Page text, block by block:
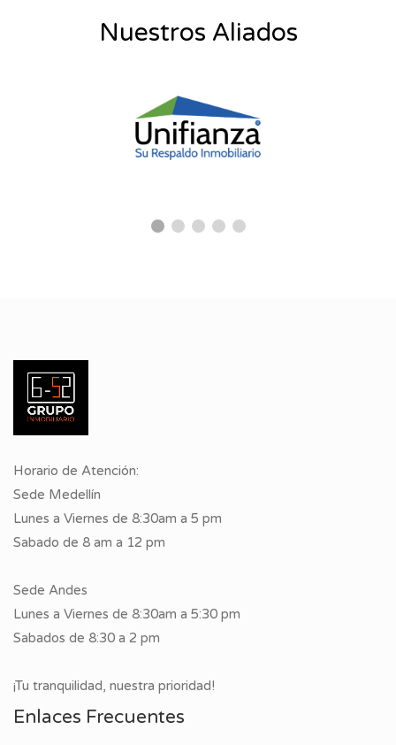
Nuestros Aliados
Horario de Atención:
Sede Medellín
Lunes a Viernes de 8:30am a 5 pm
Sabado de 8 am a 12 pm
Sede Andes
Lunes a Viernes de 8:30am a 5:30 pm
Sabados de 8:30 a 2 pm
¡Tu tranquilidad, nuestra prioridad!
Enlaces Frecuentes